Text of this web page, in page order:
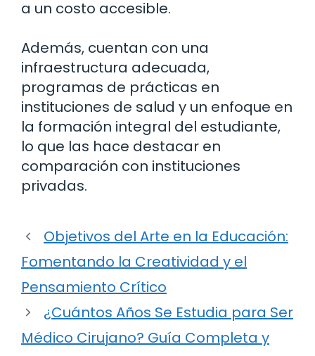
a un costo accesible.
Además, cuentan con una
infraestructura adecuada,
programas de prácticas en
instituciones de salud y un enfoque en
la formación integral del estudiante,
lo que las hace destacar en
comparación con instituciones
privadas.
Objetivos del Arte en la Educación:
Fomentando la Creatividad y el
Pensamiento Crítico
¿Cuántos Años Se Estudia para Ser
Médico Cirujano? Guía Completa y